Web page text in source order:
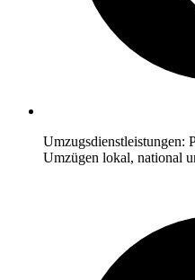
Umzugsdienstleistungen:
Umzügen lokal, national